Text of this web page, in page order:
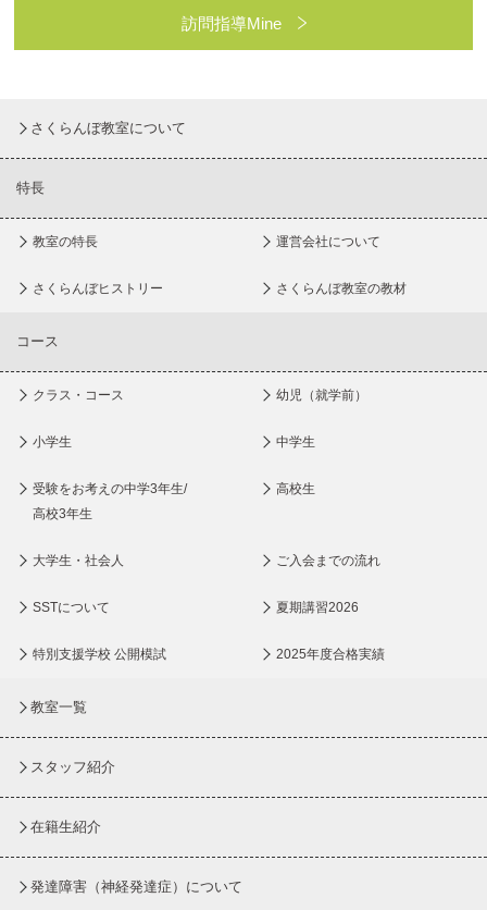
訪問指導Mine
さくらんぼ教室について
特長
教室の特長 運営会社について
さくらんぼヒストリー さくらんぼ教室の教材
コース
クラス・コース 幼児（就学前）
小学生 中学生
受験をお考えの中学3年生/
高校3年生
高校生
大学生・社会人 ご入会までの流れ
SSTについて 夏期講習2026
特別支援学校 公開模試 2025年度合格実績
教室一覧
スタッフ紹介
在籍生紹介
発達障害（神経発達症）について